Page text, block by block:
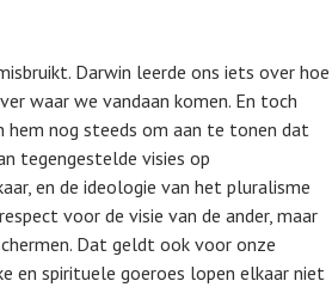
Darwin leerde ons iets over hoe
waar we vandaan komen. En toch
hem nog steeds om aan te tonen dat
tegengestelde visies op
en de ideologie van het pluralisme
voor de visie van de ander, maar
Dat geldt ook voor onze
en spirituele goeroes lopen elkaar niet